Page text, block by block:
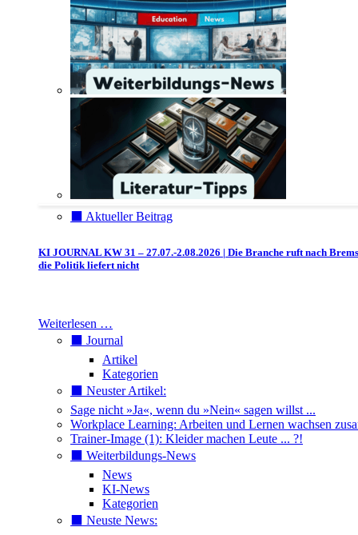
⬛️ Aktueller Beitrag
KI JOURNAL KW 31 – 27.07.-2.08.2026 | Die Branche ruft nach
die Politik liefert nicht
Weiterlesen …
⬛️ Journal
Artikel
Kategorien
⬛️ Neuster Artikel:
Sage nicht »Ja«, wenn du »Nein« sagen willst ...
Workplace Learning: Arbeiten und Lernen wachsen
Trainer-Image (1): Kleider machen Leute ... ?!
⬛️ Weiterbildungs-News
News
KI-News
Kategorien
⬛️ Neuste News: